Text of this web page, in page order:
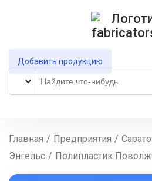
Добавить продукцию
Главная / Предприятия /
Энгельс / Полипластик